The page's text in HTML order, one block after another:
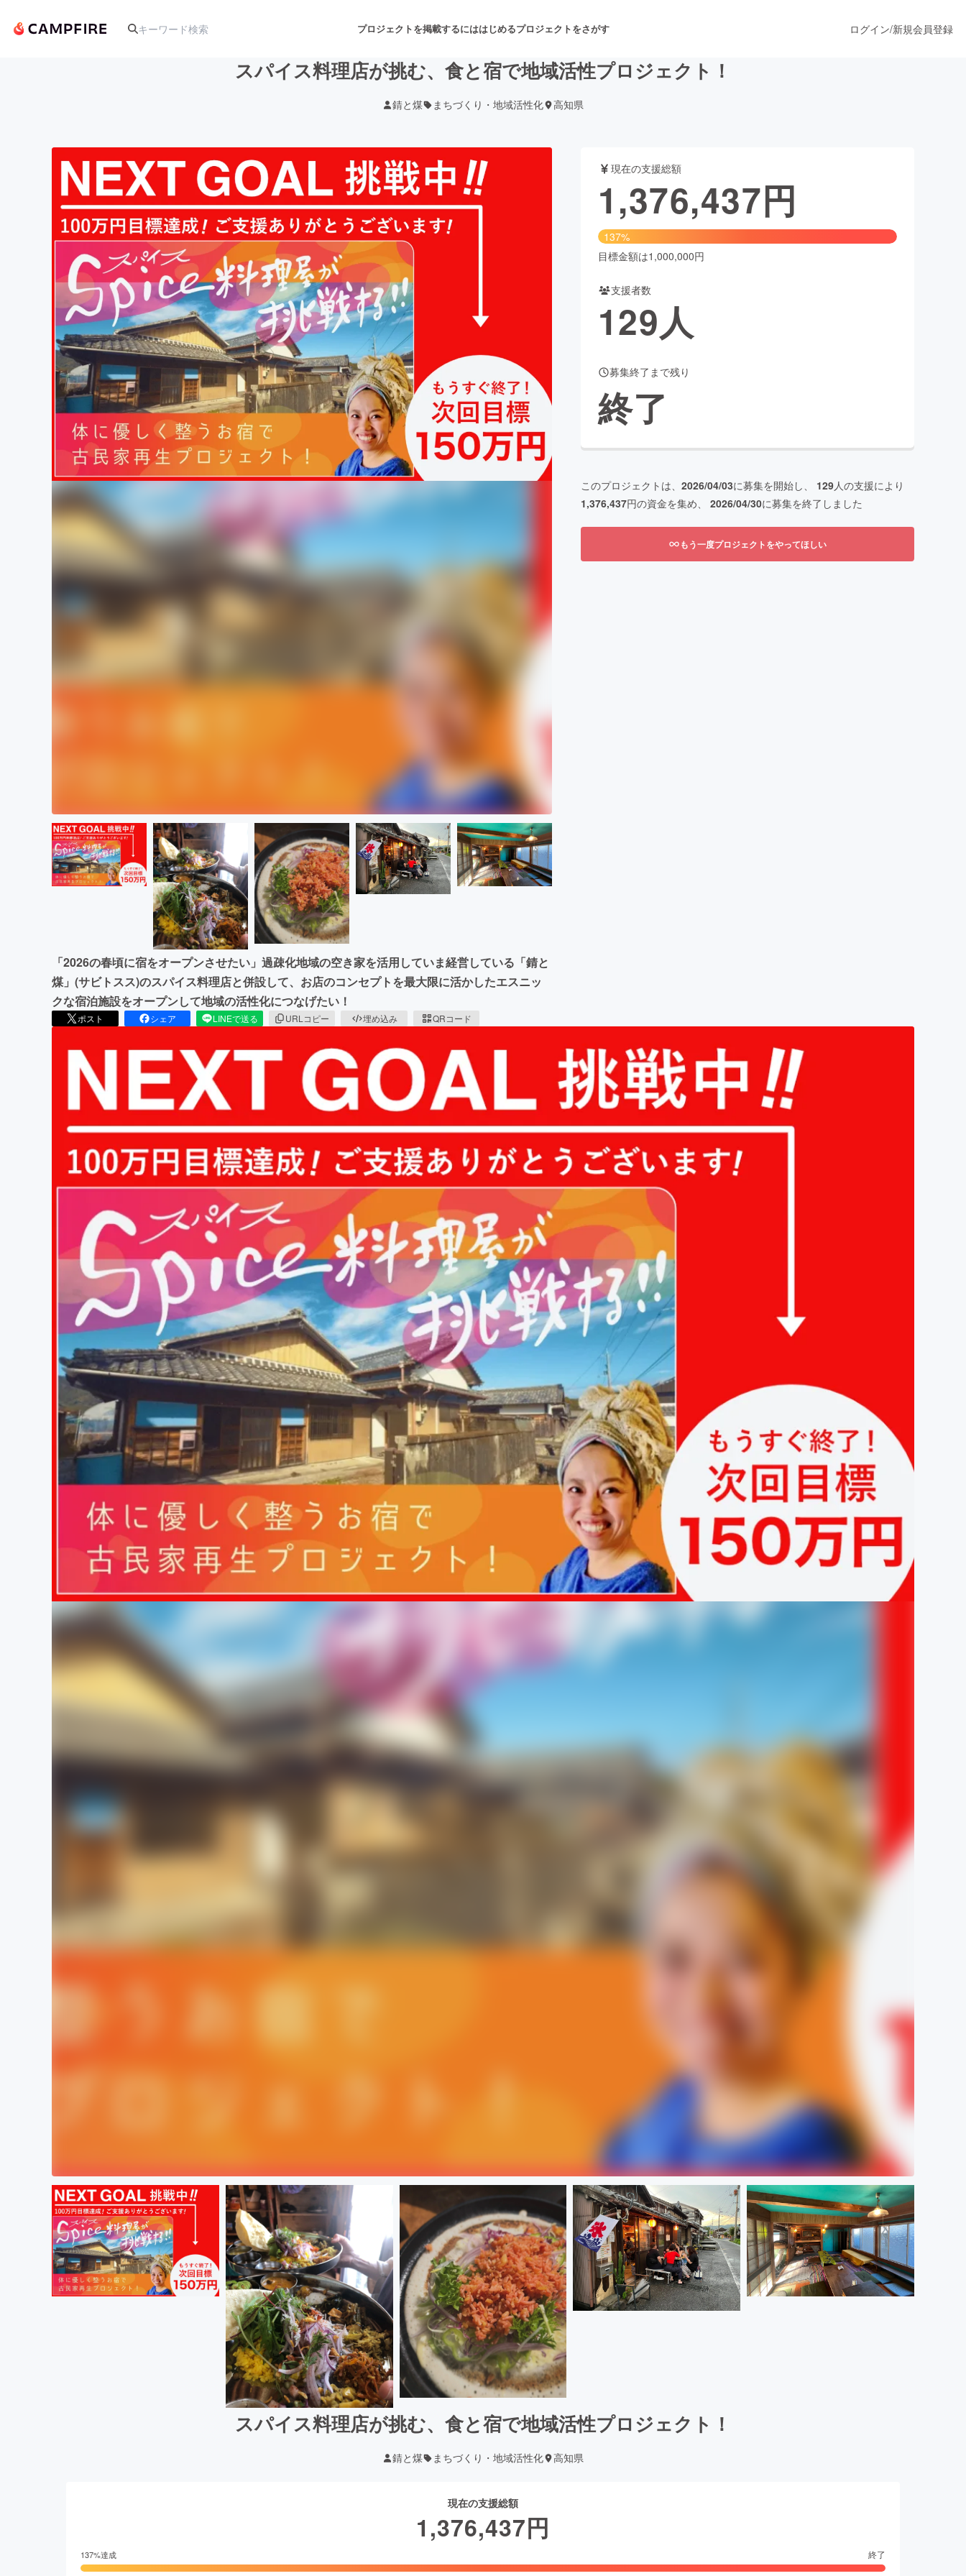
プロジェクトを掲載するにははじめるプロジェクトをさがす
アート・写真 音楽 舞台・パフォーマンス
テクノロジー・ガジェット ゲーム・サービス開発 ファッション
映像・映画 書籍・雑誌出版
ビジネス・起業 チャレンジ ビューティー・ヘルスケア
まちづくり・地域活性化
CAMPFIRE for Social GoodCAMPFIRE Creation
CAMPFIREふるさと納税machi-ya コミュニティ
ログイン/新規会員登録
スパイス料理店が挑む、食と宿で地域活性プロジェクト！
錆と煤 まちづくり・地域活性化 高知県
「2026の春頃に宿をオープンさせたい」過疎化地域の空き家を活用していま経営している「錆と
煤」(サビトスス)のスパイス料理店と併設して、お店のコンセプトを最大限に活かしたエスニッ
クな宿泊施設をオープンして地域の活性化につなげたい！
ポスト シェア LINEで送る URLコピー 埋め込み QRコード
現在の支援総額
1,376,437円
137%
目標金額は1,000,000円
支援者数
129人
募集終了まで残り
終了
このプロジェクトは、 2026/04/03に募集を開始し、 129人の支援により
1,376,437円の資金を集め、 2026/04/30に募集を終了しました
もう一度プロジェクトをやってほしい
スパイス料理店が挑む、食と宿で地域活性プロジェクト！
錆と煤 まちづくり・地域活性化 高知県
現在の支援総額
1,376,437円
137%達成 終了